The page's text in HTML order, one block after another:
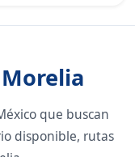
que buscan
disponible, rutas